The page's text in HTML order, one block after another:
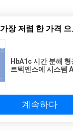
가장 저렴 한 가격
HbA1c 시간 분해
르텍엔스에 시스템
계속하다